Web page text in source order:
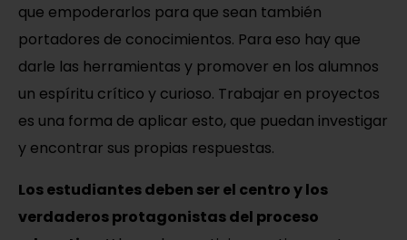
que empoderarlos para que sean también
portadores de conocimientos. Para eso hay que
darle las herramientas y promover en los alumnos
un espíritu crítico y curioso. Trabajar en proyectos
es una forma de aplicar esto, que puedan investigar
y encontrar sus propias respuestas.
Los estudiantes deben ser el centro y los
verdaderos protagonistas del proceso